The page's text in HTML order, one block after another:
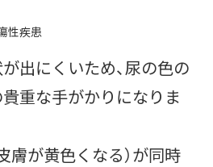
性疾患
出にくいため、尿の色の
重な手がかりになりま
膚が黄色くなる）が同時